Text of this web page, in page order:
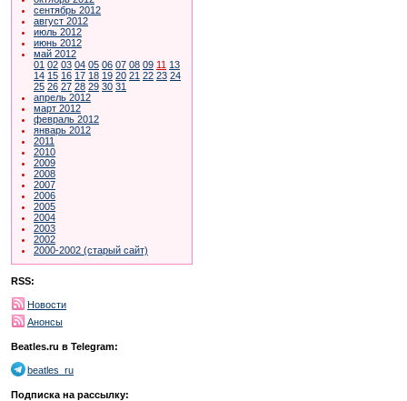
сентябрь 2012
август 2012
июль 2012
июнь 2012
май 2012
01 02 03 04 05 06 07 08 09 11 13
14 15 16 17 18 19 20 21 22 23 24
25 26 27 28 29 30 31
апрель 2012
март 2012
февраль 2012
январь 2012
2011
2010
2009
2008
2007
2006
2005
2004
2003
2002
2000-2002 (старый сайт)
RSS:
Новости
Анонсы
Beatles.ru в Telegram:
beatles_ru
Подписка на рассылку: